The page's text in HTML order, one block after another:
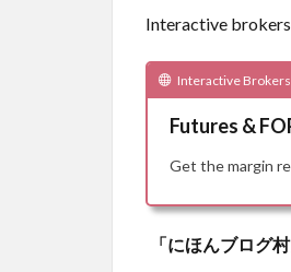
Interactive
Interactive Brokers
Futures &
Get the margin
「にほんブログ